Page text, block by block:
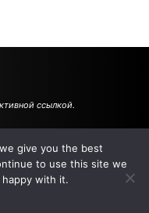
ссылкой.
РЕКЛАМА НА САЙТЕ
give you the best
to use this site we
with it.